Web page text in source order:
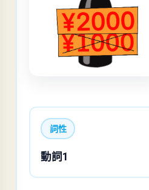
詞性
動詞1